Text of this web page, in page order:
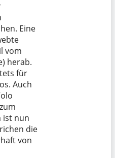
Eine
vom
herab.
für
Auch
ist nun
die
von